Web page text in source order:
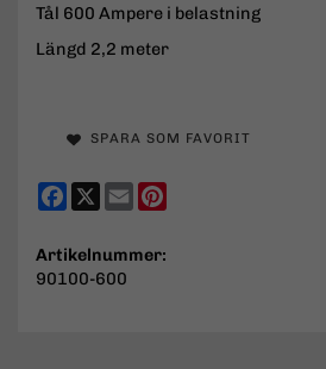
Tål 600 Ampere i belastning
Längd 2,2 meter
SPARA SOM FAVORIT
Facebook
X Email
Artikelnummer:
90100-600